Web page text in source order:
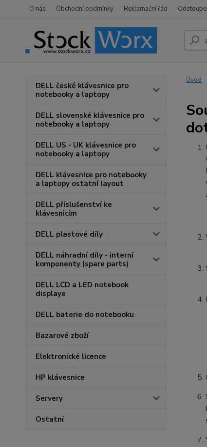
O nás Obchodní podmínky Reklamační řád
DELL české klávesnice pro
notebooky a laptopy
DELL slovenské klávesnice pro
notebooky a laptopy
DELL US - UK klávesnice pro
notebooky a laptopy
DELL klávesnice pro notebooky
a laptopy ostatní layout
DELL příslušenství ke
klávesnicím
DELL plastové díly
DELL náhradní díly - interní
komponenty (spare parts)
DELL LCD a LED notebook
displaye
DELL baterie do notebooku
Bazarové zboží
Elektronické licence
HP klávesnice
Servery
Ostatní
Úvod